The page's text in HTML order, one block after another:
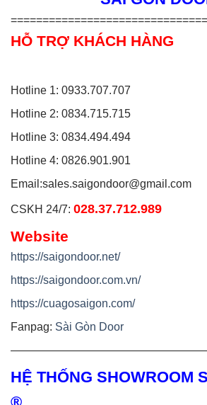
HỖ TRỢ KHÁCH HÀNG
Hotline 1: 0933.707.707
Hotline 2: 0834.715.715
Hotline 3: 0834.494.494
Hotline 4: 0826.901.901
Email:sales.saigondoor@gmail.com
CSKH 24/7: 028.37.712.989
Website
https://saigondoor.net/
https://saigondoor.com.vn/
https://cuagosaigon.com/
Fanpag: Sài Gòn Door
HỆ THỐNG SHOWROOM